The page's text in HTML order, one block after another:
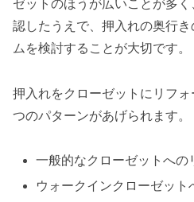
ゼットのほうが広いことが多
認したうえで、押入れの奥行
ムを検討することが大切です。
押入れをクローゼットにリフ
つのパターンがあげられます。
一般的なクローゼットへの
ウォークインクローゼット